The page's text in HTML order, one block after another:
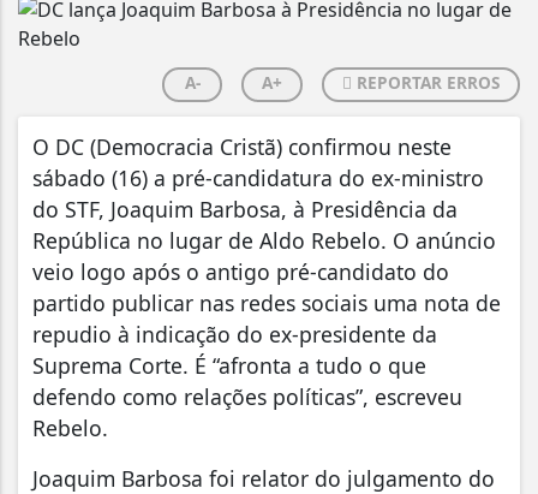
A- A+ REPORTAR ERROS
O DC (Democracia Cristã) confirmou neste
sábado (16) a pré-candidatura do ex-ministro
do STF, Joaquim Barbosa, à Presidência da
República no lugar de Aldo Rebelo. O anúncio
veio logo após o antigo pré-candidato do
partido publicar nas redes sociais uma nota de
repudio à indicação do ex-presidente da
Suprema Corte. É “afronta a tudo o que
defendo como relações políticas”, escreveu
Rebelo.
Joaquim Barbosa foi relator do julgamento do